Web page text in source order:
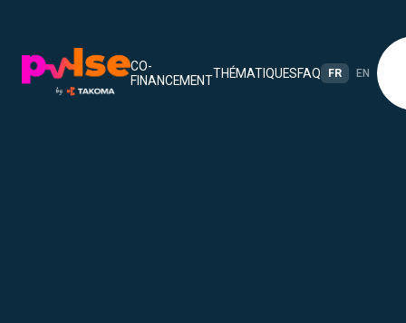
CO-
FINANCEMENTTHÉMATIQUESFAQ FR EN